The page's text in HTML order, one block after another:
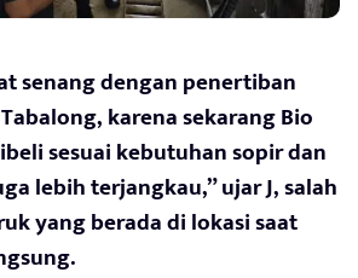
senang dengan penertiban
karena sekarang Bio
sesuai kebutuhan sopir dan
lebih terjangkau,” ujar J, salah
yang berada di lokasi saat